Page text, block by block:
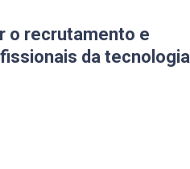
o recrutamento e
da tecnologia